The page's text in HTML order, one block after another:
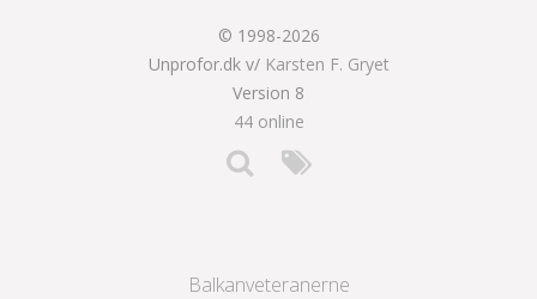
© 1998-2026
Unprofor.dk v/ Karsten F. Gryet
Version 8
44 online
Balkanveteranerne